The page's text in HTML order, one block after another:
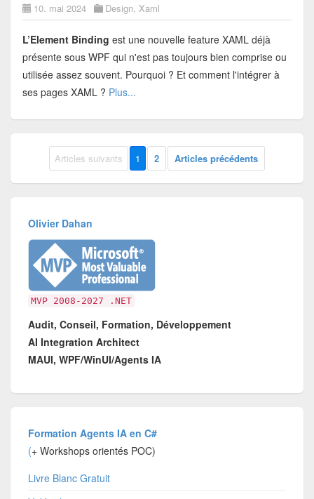
10. mai 2024 Design, Xaml
L’Element Binding est une nouvelle feature XAML déjà
présente sous WPF qui n'est pas toujours bien comprise ou
utilisée assez souvent. Pourquoi ? Et comment l'intégrer à
ses pages XAML ? Plus...
Articles suivants 1 2 Articles précédents
Olivier Dahan
MVP 2008-2027 .NET
Audit, Conseil, Formation, Développement
AI Integration Architect
MAUI, WPF/WinUI/Agents IA
Formation Agents IA en C#
(+ Workshops orientés POC)
Livre Blanc Gratuit